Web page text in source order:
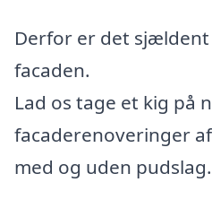
Derfor er det
facaden.
Lad os tage et kig på
facaderenoveringer
med og uden pudslag.